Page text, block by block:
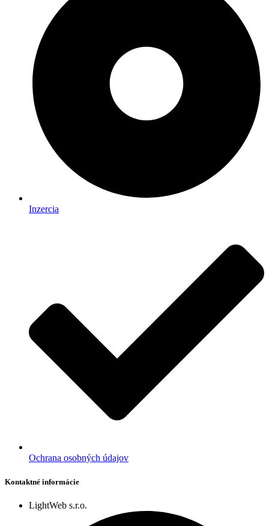
Inzercia
Ochrana osobných údajov
Kontaktné informácie
LightWeb s.r.o.